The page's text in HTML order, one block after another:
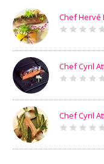
Chef Hervé
Chef Cyril
Chef Cyril